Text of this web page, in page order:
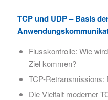
TCP und UDP – Basis
Flusskontrolle: Wie
Ziel kommen?
TCP-Retransmissions:
Die Vielfalt moderner